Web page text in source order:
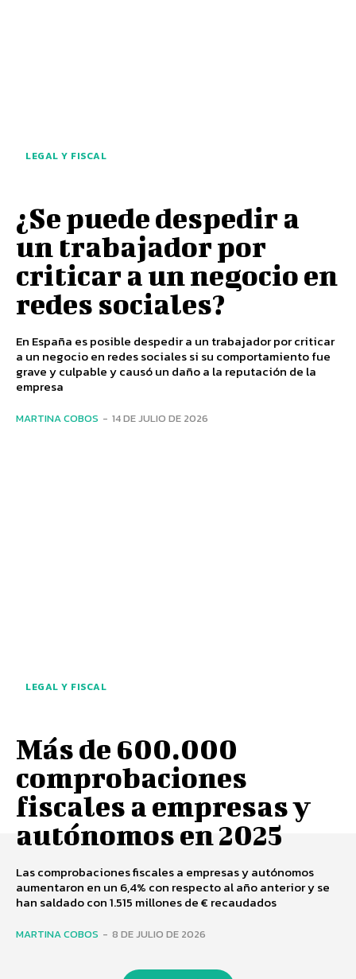
LEGAL Y FISCAL
¿Se puede despedir a
un trabajador por
criticar a un negocio en
redes sociales?
En España es posible despedir a un trabajador por criticar
a un negocio en redes sociales si su comportamiento fue
grave y culpable y causó un daño a la reputación de la
empresa
MARTINA COBOS - 14 DE JULIO DE 2026
LEGAL Y FISCAL
Más de 600.000
comprobaciones
fiscales a empresas y
autónomos en 2025
Las comprobaciones fiscales a empresas y autónomos
aumentaron en un 6,4% con respecto al año anterior y se
han saldado con 1.515 millones de € recaudados
MARTINA COBOS - 8 DE JULIO DE 2026